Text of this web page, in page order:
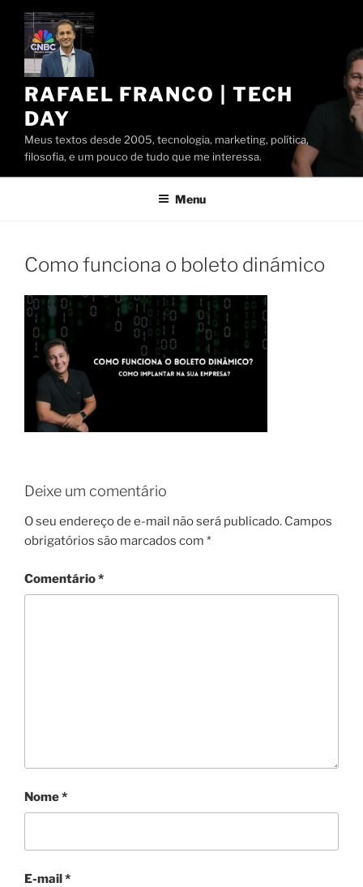
Pular
conteúdo
RAFAEL FRANCO | TECH
DAY
Meus textos desde 2005, tecnologia, marketing, política,
filosofia, e um pouco de tudo que me interessa.
Menu
Como funciona o boleto dinámico
Deixe um comentário
O seu endereço de e-mail não será publicado. Campos
obrigatórios são marcados com *
Comentário*
Nome*
E-mail*